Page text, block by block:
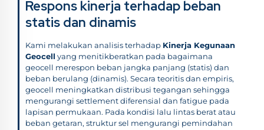
Respons kinerja terhadap beban
statis dan dinamis
Kami melakukan analisis terhadap Kinerja Kegunaan
Geocell yang menitikberatkan pada bagaimana
geocell merespon beban jangka panjang (statis) dan
beban berulang (dinamis). Secara teoritis dan empiris,
geocell meningkatkan distribusi tegangan sehingga
mengurangi settlement diferensial dan fatigue pada
lapisan permukaan. Pada kondisi lalu lintas berat atau
beban getaran, struktur sel mengurangi pemindahan